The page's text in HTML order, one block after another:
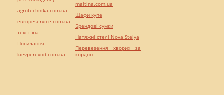
agrotechnika.com.ua
europeservice.com.ua
текст юа
Посилання
kievperevod.com.ua
maltina.com.ua
Шафи купе
Брендові сумки
Натяжні стелі Nova Stelya
Перевезення хворих за
кордон